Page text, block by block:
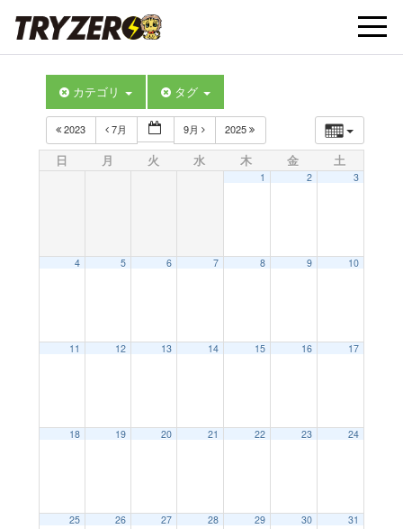
t
カテゴリ タグ
2023 7月 9月 2025
日 月 火 水 木 金 土
1 2 3
4 5 6 7 8 9 10
11 12 13 14 15 16 17
18 19 20 21 22 23 24
25 26 27 28 29 30 31